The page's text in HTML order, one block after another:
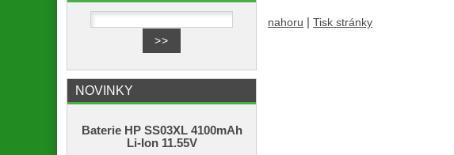
nahoru Tisk stránky
NOVINKY
Baterie HP SS03XL 4100mAh
Li-Ion 11.55V